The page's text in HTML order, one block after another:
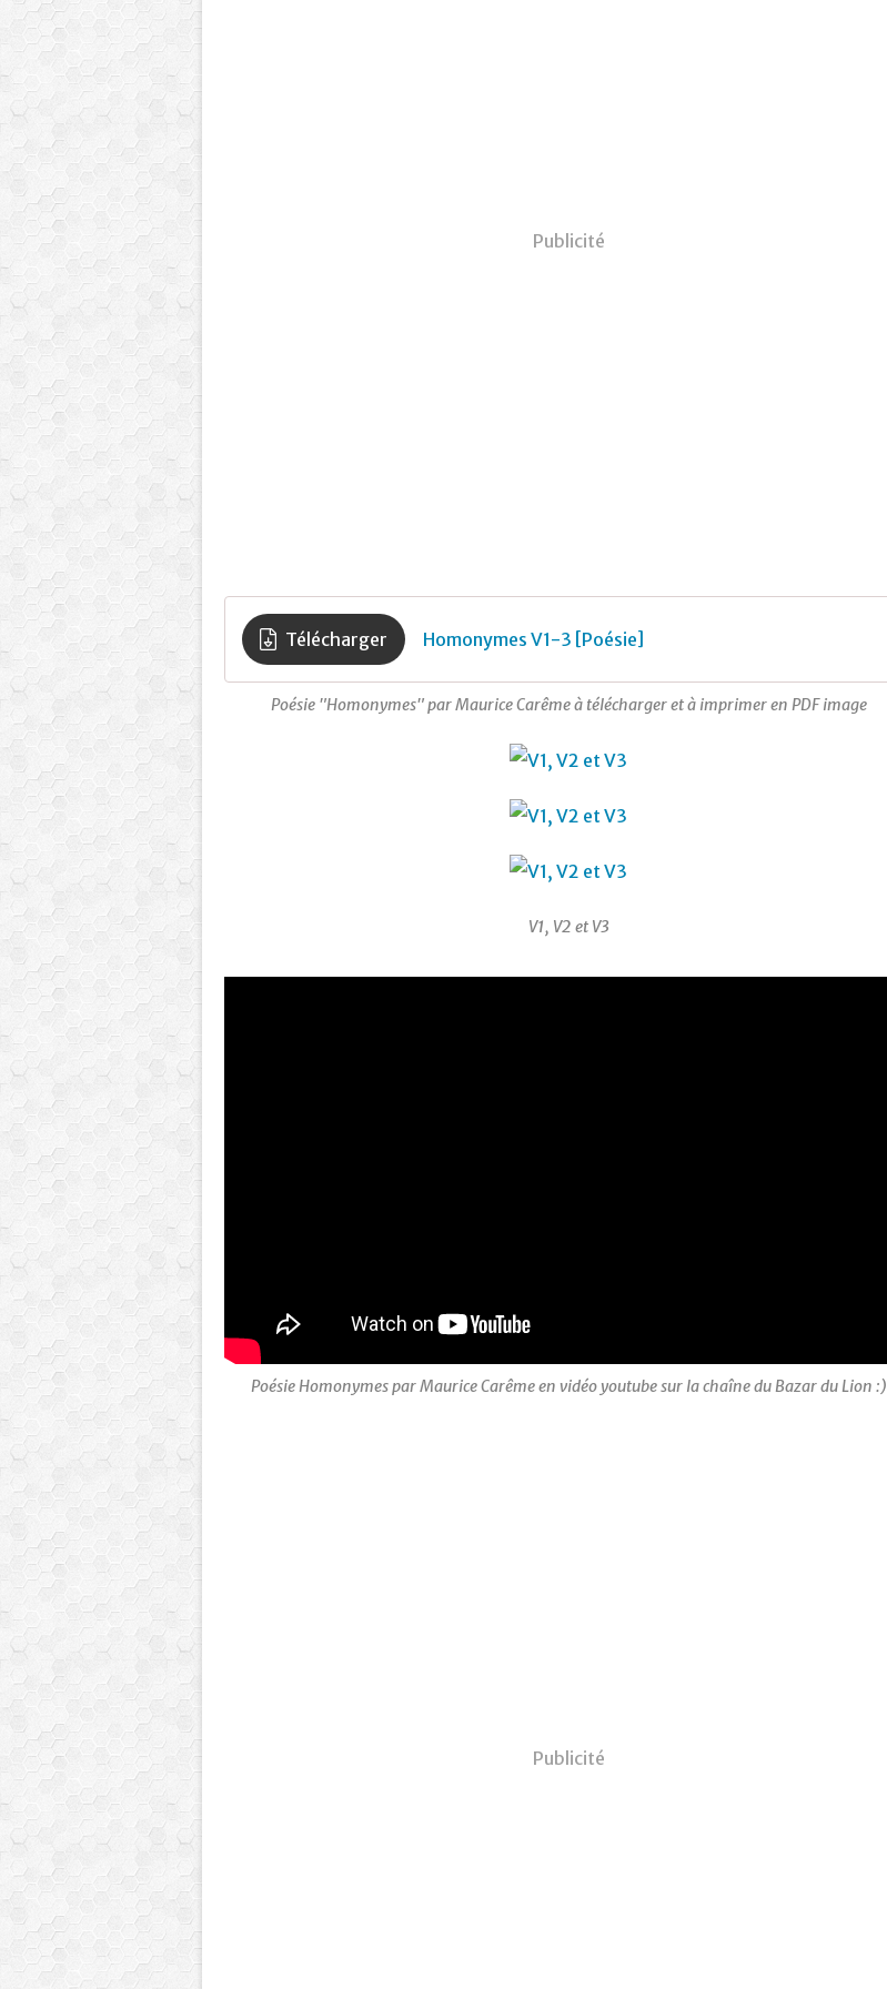
Publicité
Télécharger Homonymes V1-3 [Poésie]
Poésie "Homonymes" par Maurice Carême à télécharger et à imprimer en PDF image
V1, V2 et V3
Poésie Homonymes par Maurice Carême en vidéo youtube sur la chaîne du Bazar du Lion :)
Publicité